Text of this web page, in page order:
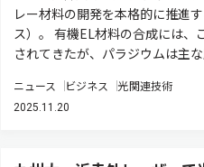
レー材料の開発を本格的に推進
ス）。 有機EL材料の合成には、
されてきたが、パラジウムは主な
ニュース ビジネス 光関連技術
2025.11.20